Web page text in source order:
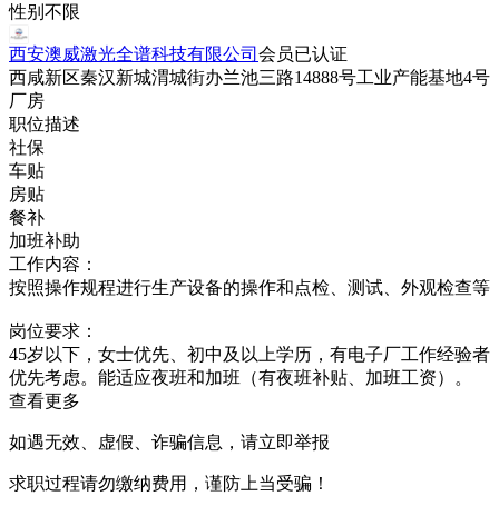
性别不限
西安澳威激光全谱科技有限公司 会员已认证
西咸新区秦汉新城渭城街办兰池三路14888号工业产能基地4号
厂房
职位描述
社保
车贴
房贴
餐补
加班补助
工作内容：
按照操作规程进行生产设备的操作和点检、测试、外观检查等
岗位要求：
45岁以下，女士优先、初中及以上学历，有电子厂工作经验者
优先考虑。能适应夜班和加班（有夜班补贴、加班工资）。
查看更多
如遇无效、虚假、诈骗信息，请立即举报
求职过程请勿缴纳费用，谨防上当受骗！